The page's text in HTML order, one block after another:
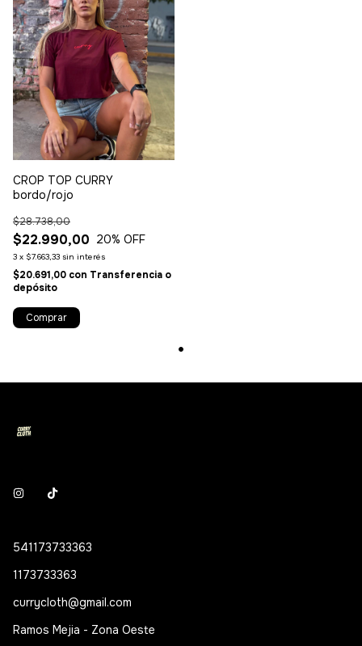
CROP TOP CURRY
bordo/rojo
$22.990,00
$28.738,00
20% OFF
3 x $7.663,33 sin interés
$20.691,00 con Transferencia o
depósito
Comprar
541173733363
1173733363
currycloth@gmail.com
Ramos Mejia - Zona Oeste